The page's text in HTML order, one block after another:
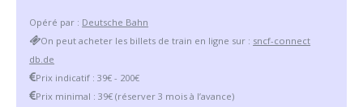
Opéré par : Deutsche Bahn
On peut acheter les billets de train en ligne sur : sncf-connect
db.de
Prix indicatif : 39€ - 200€
Prix minimal : 39€ (réserver 3 mois à l’avance)